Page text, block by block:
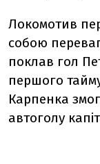
Локомотив
собою
поклав гол
першого
Карпенка
автоголу